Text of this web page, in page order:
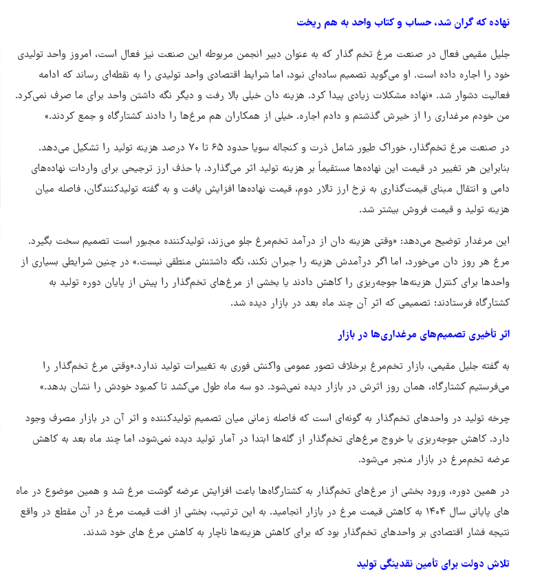
نهاده که گران شد، حساب و کتاب واحد به هم ریخت
جلیل مقیمی فعال در صنعت مرغ تخم گذار که به عنوان دبیر انجمن مربوطه این صنعت نیز فعال است، امروز واحد تولیدی
خود را اجاره داده است. او می‌گوید تصمیم ساده‌ای نبود، اما شرایط اقتصادی واحد تولیدی را به نقطه‌ای رساند که ادامه
فعالیت دشوار شد. «نهاده مشکلات زیادی پیدا کرد. هزینه دان خیلی بالا رفت و دیگر نگه داشتن واحد برای ما صرف نمی‌کرد.
من خودم مرغداری را از خیرش گذشتم و دادم اجاره. خیلی از همکاران هم مرغ‌ها را دادند کشتارگاه و جمع کردند.»
در صنعت مرغ تخم‌گذار، خوراک طیور شامل ذرت و کنجاله سویا حدود ۶۵ تا ۷۰ درصد هزینه تولید را تشکیل می‌دهد.
بنابراین هر تغییر در قیمت این نهاده‌ها مستقیماً بر هزینه تولید اثر می‌گذارد. با حذف ارز ترجیحی برای واردات نهاده‌های
دامی و انتقال مبنای قیمت‌گذاری به نرخ ارز تالار دوم، قیمت نهاده‌ها افزایش یافت و به گفته تولیدکنندگان، فاصله میان
هزینه تولید و قیمت فروش بیشتر شد.
این مرغدار توضیح می‌دهد: «وقتی هزینه دان از درآمد تخم‌مرغ جلو می‌زند، تولیدکننده مجبور است تصمیم سخت بگیرد.
مرغ هر روز دان می‌خورد، اما اگر درآمدش هزینه را جبران نکند، نگه داشتنش منطقی نیست.» در چنین شرایطی بسیاری از
واحدها برای کنترل هزینه‌ها جوجه‌ریزی را کاهش دادند یا بخشی از مرغ‌های تخم‌گذار را پیش از پایان دوره تولید به
کشتارگاه فرستادند؛ تصمیمی که اثر آن چند ماه بعد در بازار دیده شد.
اثر تأخیری تصمیم‌های مرغداری‌ها در بازار
به گفته جلیل مقیمی، بازار تخم‌مرغ برخلاف تصور عمومی واکنش فوری به تغییرات تولید ندارد.«وقتی مرغ تخم‌گذار را
می‌فرستیم کشتارگاه، همان روز اثرش در بازار دیده نمی‌شود. دو سه ماه طول می‌کشد تا کمبود خودش را نشان بدهد.»
چرخه تولید در واحدهای تخم‌گذار به گونه‌ای است که فاصله زمانی میان تصمیم تولیدکننده و اثر آن در بازار مصرف وجود
دارد. کاهش جوجه‌ریزی یا خروج مرغ‌های تخم‌گذار از گله‌ها ابتدا در آمار تولید دیده نمی‌شود، اما چند ماه بعد به کاهش
عرضه تخم‌مرغ در بازار منجر می‌شود.
در همین دوره، ورود بخشی از مرغ‌های تخم‌گذار به کشتارگاه‌ها باعث افزایش عرضه گوشت مرغ شد و همین موضوع در ماه
های پایانی سال ۱۴۰۴ به کاهش قیمت مرغ در بازار انجامید. به این ترتیب، بخشی از افت قیمت مرغ در آن مقطع در واقع
نتیجه فشار اقتصادی بر واحدهای تخم‌گذار بود که برای کاهش هزینه‌ها ناچار به کاهش مرغ های خود شدند.
تلاش دولت برای تأمین نقدینگی تولید
ترامپ نماد فساد، اقتدارگرایی و
جنگ‌طلبی است!
صدها نفر مثل علی خامنه‌ای در راه
انقلاب جان و آبرو خواهند داد